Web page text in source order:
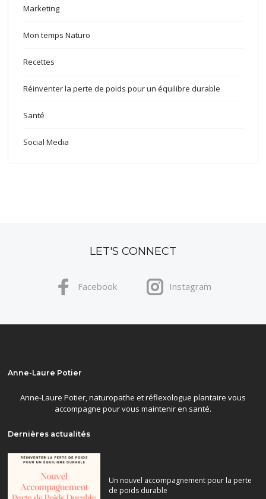
Marketing
Mon temps Naturo
Recettes
Réinventer la perte de poids pour un équilibre durable
Santé
Social Media
LET'S CONNECT
Facebook Instagram
Anne-Laure Potier
Anne-Laure Potier, naturopathe et réflexologue plantaire vous
accompagne pour vous maintenir en santé.
Dernières actualités
Un nouvel accompagnement pour la perte
de poids durable